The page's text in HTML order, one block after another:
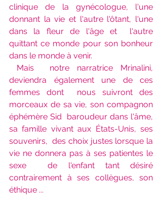
clinique de la gynécologue, l'une
donnant la vie et l'autre l'ôtant, l'une
dans la fleur de l'âge et  l'autre
quittant ce monde pour son bonheur
dans le monde à venir.
Mais  notre narratrice Mrinalini,
deviendra également une de ces
femmes dont  nous suivront des
morceaux de sa vie, son compagnon
éphémère Sid  baroudeur dans l'âme,
sa famille vivant aux États-Unis, ses
souvenirs,  des choix justes lorsque la
vie ne donnera pas à ses patientes le
sexe  de l'enfant tant désiré
contrairement à ses collègues, son
éthique ...